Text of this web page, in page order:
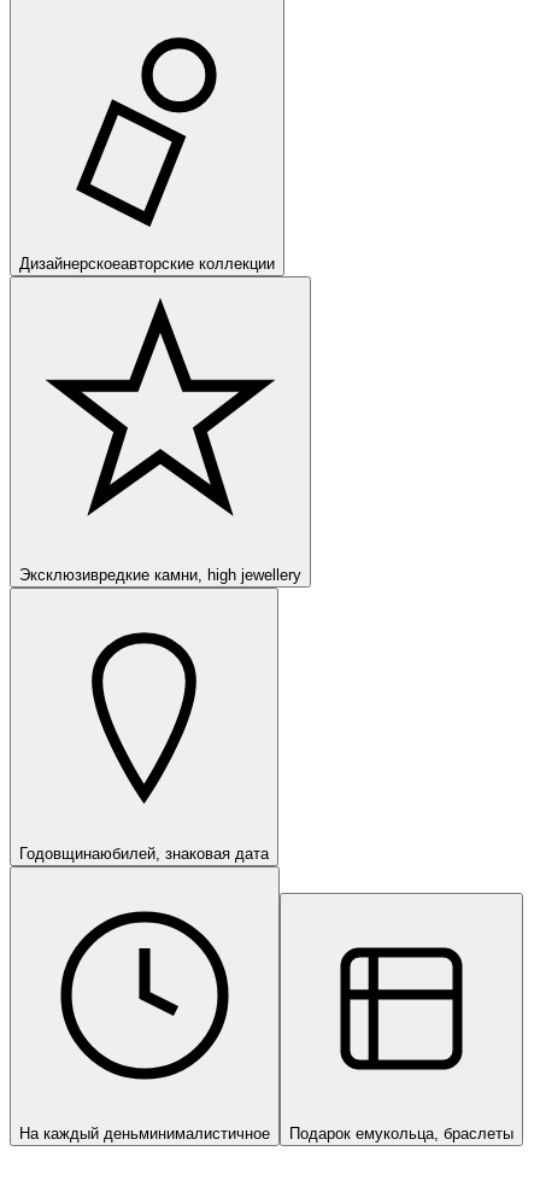
Дизайнерскоеавторские коллекции
Эксклюзивредкие камни, high jewellery
Годовщинаюбилей, знаковая дата
На каждый деньминималистичное Подарок емукольца, браслеты